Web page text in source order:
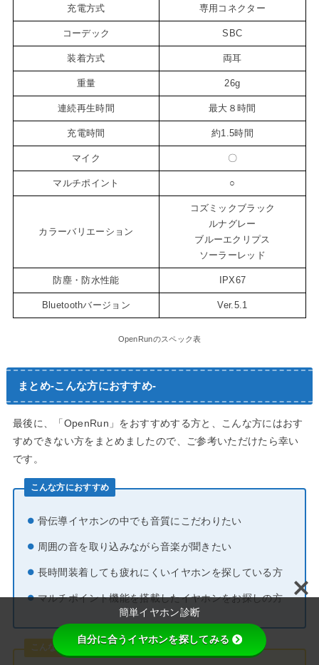
充電方式 専用コネクター
コーデック SBC
装着方式 両耳
重量 26g
連続再生時間 最大８時間
充電時間 約1.5時間
マイク 〇
マルチポイント ○
カラーバリエーション
コズミックブラック
ルナグレー
ブルーエクリプス
ソーラーレッド
防塵・防水性能 IPX67
Bluetoothバージョン Ver.5.1
OpenRunのスペック表
まとめ-こんな方におすすめ-
最後に、「OpenRun」をおすすめする方と、こんな方にはおす
すめできない方をまとめましたので、ご参考いただけたら幸い
です。
こんな方におすすめ
骨伝導イヤホンの中でも音質にこだわりたい
周囲の音を取り込みながら音楽が聞きたい
長時間装着しても疲れにくいイヤホンを探している方
マルチポイント機能を搭載したイヤホンをお探しの方
こんな方にはおすすめできません
簡単イヤホン診断
自分に合うイヤホンを探してみる